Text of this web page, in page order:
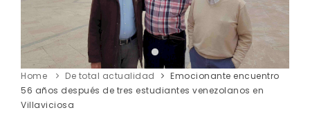
Home De total actualidad
Emocionante encuentro
56 años después de tres estudiantes venezolanos en
Villaviciosa